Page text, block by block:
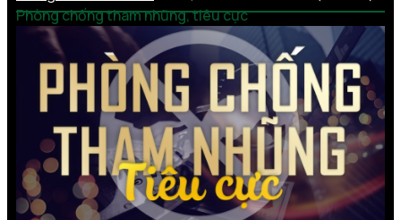
Phòng chống tham nhũng, tiêu cực